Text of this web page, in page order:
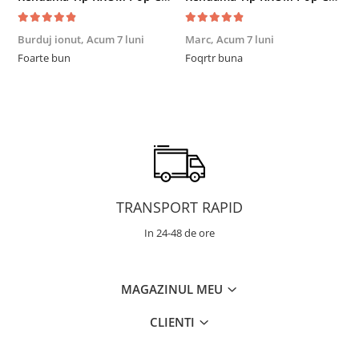
Burduj ionut, Acum 7 luni
Foarte bun
Marc, Acum 7 luni
Foqrtr buna
TRANSPORT RAPID
In 24-48 de ore
MAGAZINUL MEU
CLIENTI